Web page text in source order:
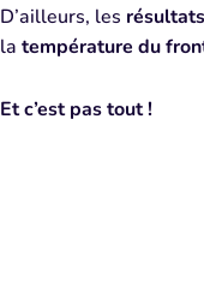
D’ailleurs, les résultats
la température du
Et c’est pas tout !